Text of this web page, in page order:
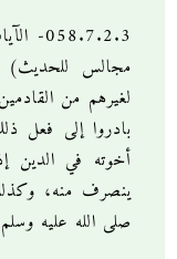
058.7.2.3- الآيات
مجالس للحديث)
لغيرهم من
بادروا إلى فعل
أخوته في
ينصرف منه،
صلى الله عليه